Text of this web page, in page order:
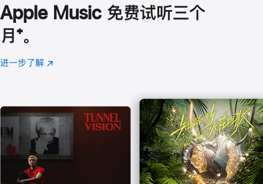
Apple Music 免费试听三个
月 脚
注
⁺。
进一步了解 Apple
(在
口
中
打
开)